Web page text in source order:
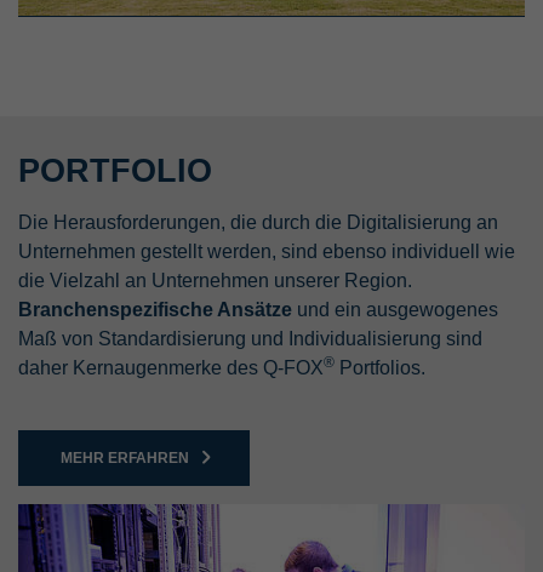
PORTFOLIO
Die Herausforderungen, die durch die Digitalisierung an
Unternehmen gestellt werden, sind ebenso individuell wie
die Vielzahl an Unternehmen unserer Region.
Branchenspezifische Ansätze und ein ausgewogenes
Maß von Standardisierung und Individualisierung sind
daher Kernaugenmerke des Q-FOX® Portfolios.
MEHR ERFAHREN